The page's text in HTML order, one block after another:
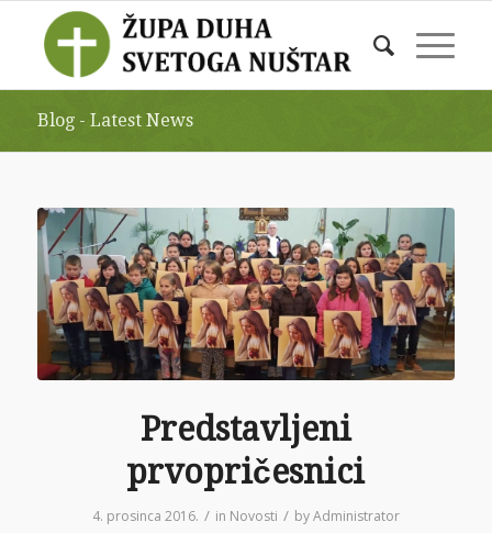
Blog - Latest News
Predstavljeni
prvopričesnici
4. prosinca 2016. / in Novosti / byAdministrator